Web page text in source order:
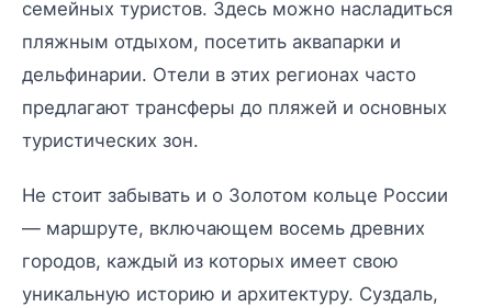
семейных туристов. Здесь можно насладиться
пляжным отдыхом, посетить аквапарки и
дельфинарии. Отели в этих регионах часто
предлагают трансферы до пляжей и основных
туристических зон.
Не стоит забывать и о Золотом кольце России
— маршруте, включающем восемь древних
городов, каждый из которых имеет свою
уникальную историю и архитектуру. Суздаль,